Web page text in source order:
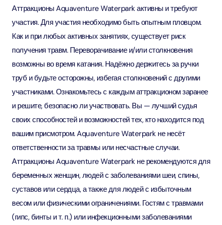
Аттракционы Aquaventure Waterpark активны и требуют
участия. Для участия необходимо быть опытным пловцом.
Как и при любых активных занятиях, существует риск
получения травм. Переворачивание и/или столкновения
возможны во время катания. Надёжно держитесь за ручки
труб и будьте осторожны, избегая столкновений с другими
участниками. Ознакомьтесь с каждым аттракционом заранее
и решите, безопасно ли участвовать. Вы — лучший судья
своих способностей и возможностей тех, кто находится под
вашим присмотром. Aquaventure Waterpark не несёт
ответственности за травмы или несчастные случаи.
Аттракционы Aquaventure Waterpark не рекомендуются для
беременных женщин, людей с заболеваниями шеи, спины,
суставов или сердца, а также для людей с избыточным
весом или физическими ограничениями. Гостям с травмами
(гипс, бинты и т. п.) или инфекционными заболеваниями